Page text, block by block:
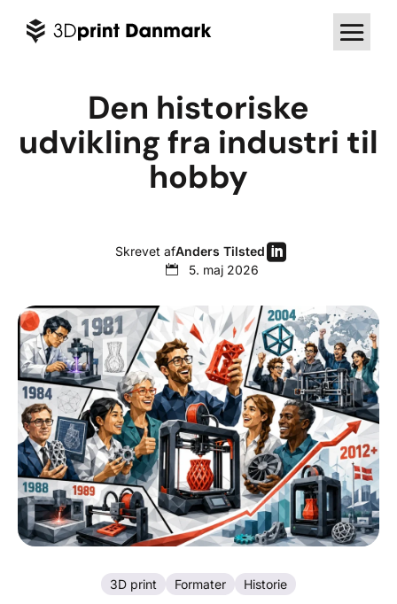
Den historiske
udvikling fra industri til
hobby
Skrevet afAnders TilstedVisit
5. maj 2026
3D print Formater Historie